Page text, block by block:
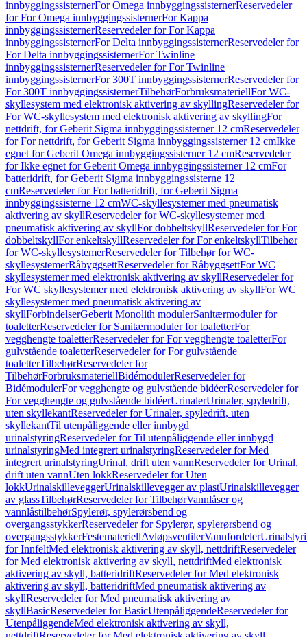
innbyggingssisternerFor Omega innbyggingssisternerReservedeler
for For Omega innbyggingssisternerFor Kappa
innbyggingssisternerReservedeler for For Kappa
innbyggingssisternerFor Delta innbyggingssisternerReservedeler for
For Delta innbyggingssisternerFor Twinline
innbyggingssisternerReservedeler for For Twinline
innbyggingssisternerFor 300T innbyggingssisternerReservedeler for
For 300T innbyggingssisternerTilbehørForbruksmateriellFor WC-
skyllesystem med elektronisk aktivering av skyllingReservedeler for
For WC-skyllesystem med elektronisk aktivering av skyllingFor
nettdrift, for Geberit Sigma innbyggingssisterner 12 cmReservedeler
for For nettdrift, for Geberit Sigma innbyggingssisterner 12 cmIkke
egnet for Geberit Omega innbyggingssisterner 12 cmReservedeler
for Ikke egnet for Geberit Omega innbyggingssisterner 12 cmFor
batteridrift, for Geberit Sigma innbyggingssisterne 12
cmReservedeler for For batteridrift, for Geberit Sigma
innbyggingssisterne 12 cmWC-skyllesystemer med pneumatisk
aktivering av skyllReservedeler for WC-skyllesystemer med
pneumatisk aktivering av skyllFor dobbeltskyllReservedeler for For
dobbeltskyllFor enkeltskyllReservedeler for For enkeltskyllTilbehør
for WC-skyllesystemerReservedeler for Tilbehør for WC-
skyllesystemerRåbyggsettReservedeler for RåbyggsettFor WC
skyllesystemer med elektronisk aktivering av skyllReservedeler for
For WC skyllesystemer med elektronisk aktivering av skyllFor WC
skyllesystemer med pneumatisk aktivering av
skyllForbindelserGeberit Monolith modulerSanitærmoduler for
toaletterReservedeler for Sanitærmoduler for toaletterFor
vegghengte toaletterReservedeler for For vegghengte toaletterFor
gulvstående toaletterReservedeler for For gulvstående
toaletterTilbehørReservedeler for
TilbehørForbruksmateriellBidémodulerReservedeler for
BidémodulerFor vegghengte og gulvstående bidéerReservedeler for
For vegghengte og gulvstående bidéerUrinalerUrinaler, spyledrift,
uten skyllekantReservedeler for Urinaler, spyledrift, uten
skyllekantTil utenpåliggende eller innbygd
urinalstyringReservedeler for Til utenpåliggende eller innbygd
urinalstyringMed integrert urinalstyringReservedeler for Med
integrert urinalstyringUrinal, drift uten vannReservedeler for Urinal,
drift uten vannUten lokkReservedeler for Uten
lokkUrinalskilleveggerUrinalskillevegger av plastUrinalskillevegger
av glassTilbehørReservedeler for TilbehørVannlåser og
vannlåstilbehørSpylerør, spylerørsbend og
overgangsstykkerReservedeler for Spylerør, spylerørsbend og
overgangsstykkerFestemateriellAvløpsventilerVannfordeler
for InnfeltMed elektronisk aktivering av skyll, nettdriftReservedeler
for Med elektronisk aktivering av skyll, nettdriftMed elektronisk
aktivering av skyll, batteridriftReservedeler for Med elektronisk
aktivering av skyll, batteridriftMed pneumatisk aktivering av
skyllReservedeler for Med pneumatisk aktivering av
skyllBasicReservedeler for BasicUtenpåliggendeReservedeler for
UtenpåliggendeMed elektronisk aktivering av skyll,